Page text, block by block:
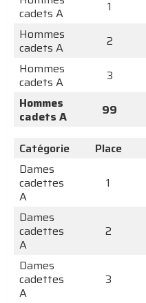
cadets A
1
Hommes
cadets A
2
Hommes
cadets A
3
Hommes
cadets A
99
Catégorie Place
Dames
cadettes
A
1
Dames
cadettes
A
2
Dames
cadettes
A
3